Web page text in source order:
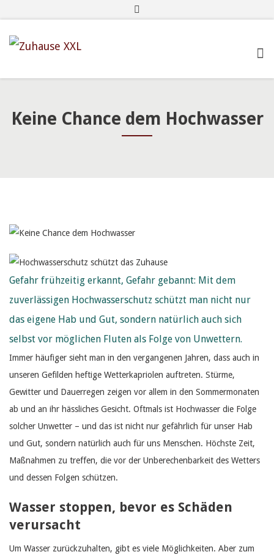
Keine Chance dem Hochwasser
Gefahr frühzeitig erkannt, Gefahr gebannt: Mit dem
zuverlässigen Hochwasserschutz schützt man nicht nur
das eigene Hab und Gut, sondern natürlich auch sich
selbst vor möglichen Fluten als Folge von Unwettern.
Immer häufiger sieht man in den vergangenen Jahren, dass auch in
unseren Gefilden heftige Wetterkapriolen auftreten. Stürme,
Gewitter und Dauerregen zeigen vor allem in den Sommermonaten
ab und an ihr hässliches Gesicht. Oftmals ist Hochwasser die Folge
solcher Unwetter – und das ist nicht nur gefährlich für unser Hab
und Gut, sondern natürlich auch für uns Menschen. Höchste Zeit,
Maßnahmen zu treffen, die vor der Unberechenbarkeit des Wetters
und dessen Folgen schützen.
Wasser stoppen, bevor es Schäden
verursacht
Um Wasser zurückzuhalten, gibt es viele Möglichkeiten. Aber zum